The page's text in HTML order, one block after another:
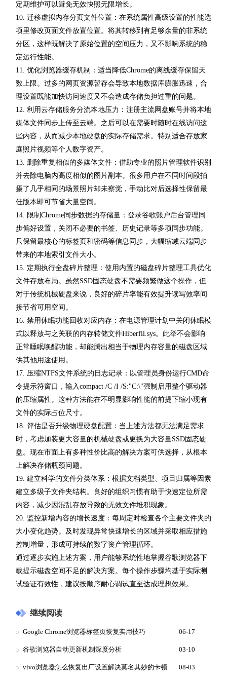
定期维护可以避免无效快照无限增长。
10. 迁移虚拟内存分页文件位置：在系统属性高级设置的性能选
项里修改页面文件放置位置。将其转移到有足够余量的非系统
分区，这样既解决了原始位置的空间压力，又不影响系统的稳
定运行性能。
11. 优化浏览器缓存机制：适当降低Chrome的离线缓存保留天
数上限。过多的网页资源暂存会导致本地数据库膨胀迅速，合
理设置既能加快访问速度又不会造成存储负担过重的问题。
12. 利用云存储服务分流本地压力：注册主流网盘账号并将本地
媒体文件同步上传至云端。之后可以在需要时随时在线访问这
些内容，从而减少本地硬盘的实际存储需求。特别适合存放家
庭照片视频等个人数字资产。
13. 删除重复相似的多媒体文件：借助专业的照片管理软件识别
并去除电脑内高度相似的图片副本。很多用户在不同时间段拍
摄了几乎相同的场景照片却未察觉，手动比对后选择性保留最
佳版本即可节省大量空间。
14. 限制Chrome同步数据的存储量：登录谷歌账户后台管理同
步偏好设置，关闭不必要的书签、历史记录等多项同步功能。
只保留最核心的标签页和密码等信息同步，大幅缩减云端同步
带来的本地索引文件大小。
15. 定期执行全盘碎片整理：使用内置的磁盘碎片整理工具优化
文件存放布局。虽然SSD固态硬盘不需要频繁做这个操作，但
对于传统机械硬盘来说，良好的碎片率能有效提升读写效率间
接节省可用空间。
16. 禁用休眠功能回收对应内存：在电源管理计划中关闭休眠模
式以释放与之关联的内存转储文件Hiberfil.sys。此举不会影响
正常睡眠唤醒功能，却能腾出相当于物理内存容量的磁盘区域
供其他用途使用。
17. 压缩NTFS文件系统的日志记录：以管理员身份运行CMD命
令提示符窗口，输入compact /C /I /S:"C:\"强制启用整个驱动器
的压缩属性。这种方法能在不明显影响性能的前提下缩小现有
文件的实际占位尺寸。
18. 评估是否升级物理硬盘配置：当上述方法都无法满足需求
时，考虑加装更大容量的机械硬盘或更换为大容量SSD固态硬
盘。现在市面上有多种性价比高的解决方案可供选择，从根本
上解决存储瓶颈问题。
19. 建立科学的文件分类体系：根据文档类型、项目归属等因素
建立多级子文件夹结构。良好的组织习惯有助于快速定位所需
内容，减少因混乱存放导致的无效文件堆积现象。
20. 监控新增内容的增长速度：每周定时检查各个主要文件夹的
大小变化趋势。及时发现异常快速增长的区域并采取相应措施
控制增量，形成可持续的数字资产管理循环。
通过逐步实施上述方案，用户能够系统性地掌握谷歌浏览器下
载提示磁盘空间不足的解决方案。每个操作步骤均基于实际测
试验证有效性，建议按顺序耐心调试直至达成理想效果。
继续阅读
Google Chrome浏览器标签页恢复实用技巧 06-17
谷歌浏览器自动更新机制深度分析 03-10
vivo浏览器怎么恢复出厂设置解决莫名其妙的卡顿 08-03